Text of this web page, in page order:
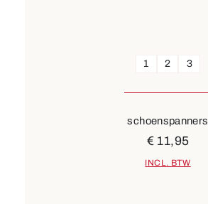
1 2 3
schoenspanners
€ 11,95
INCL. BTW